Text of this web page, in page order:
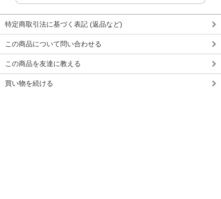
特定商取引法に基づく表記 (返品など)
この商品について問い合わせる
この商品を友達に教える
買い物を続ける